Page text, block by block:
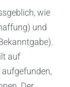
wie
und
auf